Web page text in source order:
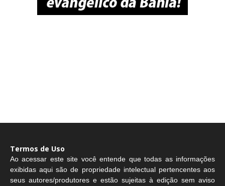
Termos de Uso
Ao acessar este site você entende que todas as informações
exibidas aqui são de propriedade intelectual pertencentes aos
seus autores/produtores e estão sujeitas à edição sem aviso